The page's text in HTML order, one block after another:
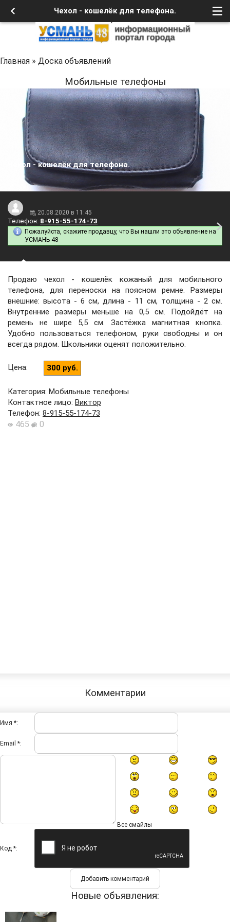
Чехол - кошелёк для телефона.
Главная » Доска объявлений
Мобильные телефоны
Чехол - кошелёк для телефона.
20.08.2020 в 11:45
Телефон: 8-915-55-174-73
Пожалуйста, скажите продавцу, что Вы нашли это объявление на
УСМАНЬ 48
Продаю чехол - кошелёк кожаный для мобильного
телефона, для переноски на поясном ремне. Размеры
внешние: высота - 6 см, длина - 11 см, толщина - 2 см.
Внутренние размеры меньше на 0,5 см. Подойдёт на
ремень не шире 5,5 см. Застёжка магнитная кнопка.
Удобно пользоваться телефоном, руки свободны и он
всегда рядом. Школьники оценят положительно.
Цена: 300 руб.
Категория: Мобильные телефоны
Контактное лицо: Виктор
Телефон: 8-915-55-174-73
465 0
Комментарии
Имя *:
Email *:
Все смайлы
Код *:
Новые объявления: